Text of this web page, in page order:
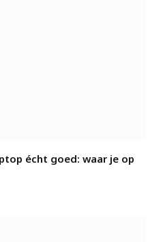
écht goed: waar je op